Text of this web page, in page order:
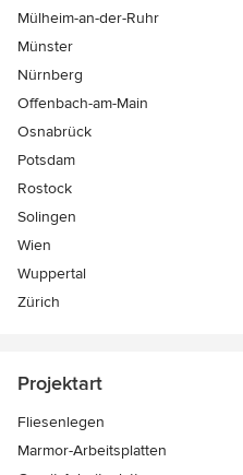
Mülheim-an-der-Ruhr
Münster
Nürnberg
Offenbach-am-Main
Osnabrück
Potsdam
Rostock
Solingen
Wien
Wuppertal
Zürich
Projektart
Fliesenlegen
Marmor-Arbeitsplatten